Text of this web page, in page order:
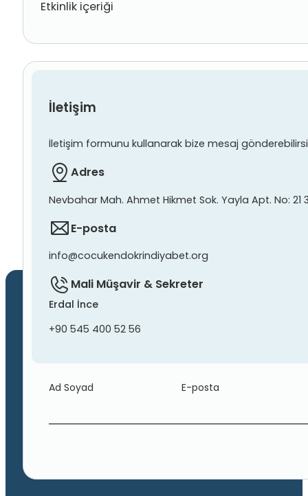
Etkinlik içeriği
İletişim
İletişim formunu kullanarak bize mesaj
Adres
Nevbahar Mah. Ahmet Hikmet Sok. Yayla Apt. No: 21
E-posta
info@cocukendokrindiyabet.org
Mali Müşavir & Sekreter
Erdal İnce
+90 545 400 52 56
Ad Soyad E-posta